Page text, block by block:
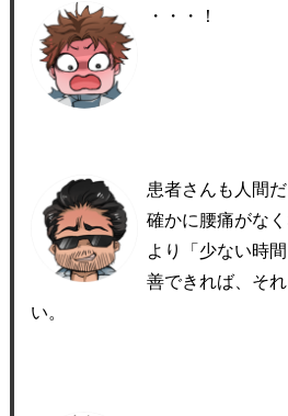
・・・！
患者さんも人間だ
確かに腰痛がな
より「少ない時
善できれば、そ
い。